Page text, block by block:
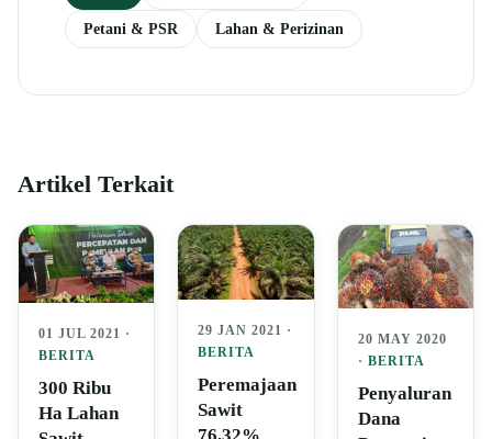
Petani & PSR Lahan & Perizinan
Artikel Terkait
01 JUL 2021 ·
BERITA
300 Ribu
Ha Lahan
29 JAN 2021 ·
BERITA
Peremajaan
Sawit
20 MAY 2020
· BERITA
Penyaluran
Dana